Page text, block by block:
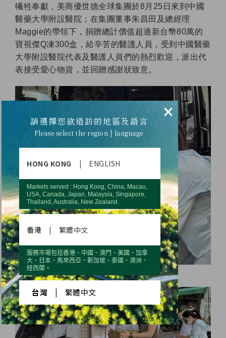
犧牲奉獻，美商優世德全球集團於8月25日來到中國
醫藥大學附設醫院；在集團董事朱昌田及總經理
Maggie的帶領下，捐贈總計價值超過新台幣80萬的
寶視傑Q凍300盒，給辛苦的醫護人員，受到中國醫藥
大學附設醫院代表及醫護人員們的熱烈歡迎，派出代
表接受愛心物資，並回贈感謝狀致意。
×
請選擇您欲造訪的地區及語言
Please select the region | language
HONG KONG | ENGLISH
Markets served : Hong Kong, China, Macau,
USA, Canada, Japan, Malaysia, Singapore,
Thailand, Australia, New Zealand.
香港 | 繁體中文
服務市場包括香港、中國、澳門、美國、加拿
大、日本、馬來西亞、新加坡、泰國、澳洲、
紐西蘭。
台灣 繁體中文